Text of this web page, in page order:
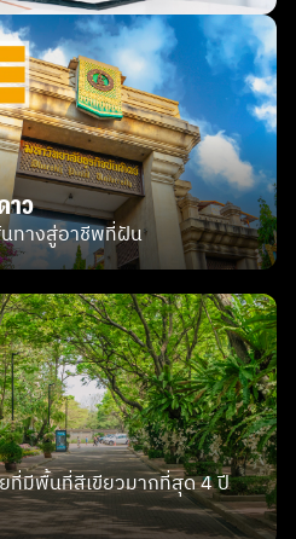
งานสุขภาพและความงามไม่
สูตรแรกๆในประเทศไทยที่
การศาสตร์ทางด้านการดูแล
ใจเอาไว้ด้วยกัน
นสุขภาพและความงาม อาทิ
ศก Panpuri ฯลฯ ที่ให้การ
ทำงานหลังจากที่จบการศึกษา
ที่ครบครันและทันสมัย
านประกอบการจริง
งานรองรับ รายได้สูง เป็นที่
ห่งอนาคต
ตรฐานฝีมือแรงงานแห่งชาติ
ทย สปาตะวันตก
งานด้านสุขภาพกำลังมาแรง
าว
นทางสู่อาชีพที่ฝัน
ที่มีพื้นที่สีเขียวมากที่สุด 4 ปี